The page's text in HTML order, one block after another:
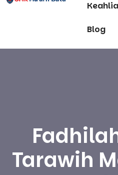
Blog
Tarawih